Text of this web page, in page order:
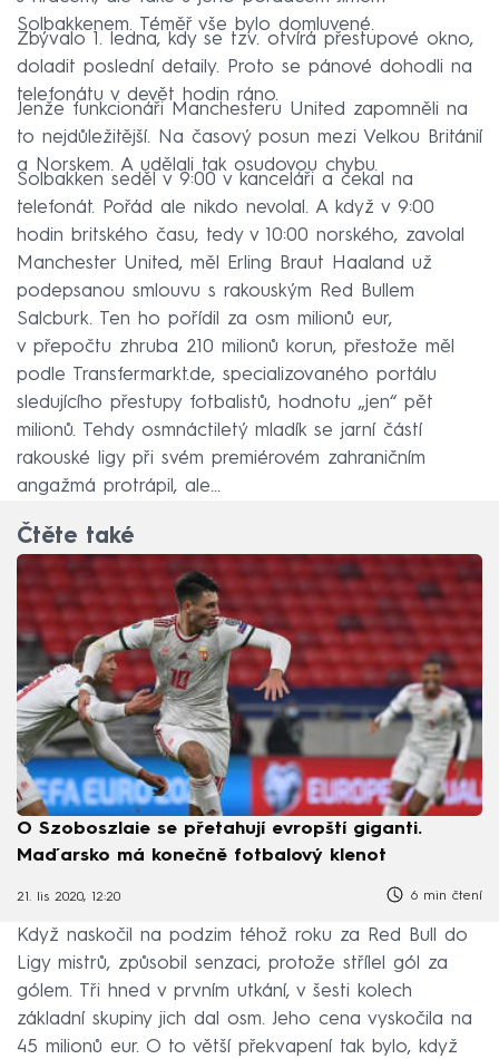
Solbakkenem. Téměř vše bylo domluvené.
Zbývalo 1. ledna, kdy se tzv. otvírá přestupové okno,
doladit poslední detaily. Proto se pánové dohodli na
telefonátu v devět hodin ráno.
Jenže funkcionáři Manchesteru United zapomněli na
to nejdůležitější. Na časový posun mezi Velkou Británií
a Norskem. A udělali tak osudovou chybu.
Solbakken seděl v 9:00 v kanceláři a čekal na
telefonát. Pořád ale nikdo nevolal. A když v 9:00
hodin britského času, tedy v 10:00 norského, zavolal
Manchester United, měl Erling Braut Haaland už
podepsanou smlouvu s rakouským Red Bullem
Salcburk. Ten ho pořídil za osm milionů eur,
v přepočtu zhruba 210 milionů korun, přestože měl
podle Transfermarkt.de, specializovaného portálu
sledujícího přestupy fotbalistů, hodnotu „jen“ pět
milionů. Tehdy osmnáctiletý mladík se jarní částí
rakouské ligy při svém premiérovém zahraničním
angažmá protrápil, ale…
Čtěte také
O Szoboszlaie se přetahují evropští giganti.
Maďarsko má konečně fotbalový klenot
21. lis 2020, 12:20 6 min čtení
Když naskočil na podzim téhož roku za Red Bull do
Ligy mistrů, způsobil senzaci, protože střílel gól za
gólem. Tři hned v prvním utkání, v šesti kolech
základní skupiny jich dal osm. Jeho cena vyskočila na
45 milionů eur. O to větší překvapení tak bylo, když